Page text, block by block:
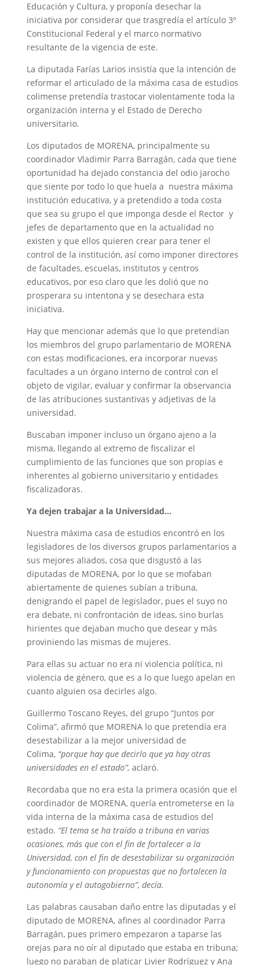
Educación y Cultura, y proponía desechar la
iniciativa por considerar que trasgredía el artículo 3º
Constitucional Federal y el marco normativo
resultante de la vigencia de este.
La diputada Farías Larios insistía que la intención de
reformar el articulado de la máxima casa de estudios
colimense pretendía trastocar violentamente toda la
organización interna y el Estado de Derecho
universitario.
Los diputados de MORENA, principalmente su
coordinador Vladimir Parra Barragán, cada que tiene
oportunidad ha dejado constancia del odio jarocho
que siente por todo lo que huela a nuestra máxima
institución educativa, y a pretendido a toda costa
que sea su grupo el que imponga desde el Rector y
jefes de departamento que en la actualidad no
existen y que ellos quieren crear para tener el
control de la institución, así como imponer directores
de facultades, escuelas, institutos y centros
educativos, por eso claro que les dolió que no
prosperara su intentona y se desechara esta
iniciativa.
Hay que mencionar además que lo que pretendían
los miembros del grupo parlamentario de MORENA
con estas modificaciones, era incorporar nuevas
facultades a un órgano interno de control con el
objeto de vigilar, evaluar y confirmar la observancia
de las atribuciones sustantivas y adjetivas de la
universidad.
Buscaban imponer incluso un órgano ajeno a la
misma, llegando al extremo de fiscalizar el
cumplimiento de las funciones que son propias e
inherentes al gobierno universitario y entidades
fiscalizadoras.
Ya dejen trabajar a la Universidad…
Nuestra máxima casa de estudios encontró en los
legisladores de los diversos grupos parlamentarios a
sus mejores aliados, cosa que disgustó a las
diputadas de MORENA, por lo que se mofaban
abiertamente de quienes subían a tribuna,
denigrando el papel de legislador, pues el suyo no
era debate, ni confrontación de ideas, sino burlas
hirientes que dejaban mucho que desear y más
proviniendo las mismas de mujeres.
Para ellas su actuar no era ni violencia política, ni
violencia de género, que es a lo que luego apelan en
cuanto alguien osa decirles algo.
Guillermo Toscano Reyes, del grupo “Juntos por
Colima”, afirmó que MORENA lo que pretendía era
desestabilizar a la mejor universidad de
Colima, “porque hay que decirlo que ya hay otras
universidades en el estado”, aclaró.
Recordaba que no era esta la primera ocasión que el
coordinador de MORENA, quería entrometerse en la
vida interna de la máxima casa de estudios del
estado. “El tema se ha traído a tribuna en varias
ocasiones, más que con el fin de fortalecer a la
Universidad, con el fin de desestabilizar su organización
y funcionamiento con propuestas que no fortalecen la
autonomía y el autogobierno”, decía.
Las palabras causaban daño entre las diputadas y el
diputado de MORENA, afines al coordinador Parra
Barragán, pues primero empezaron a taparse las
orejas para no oír al diputado que estaba en tribuna;
luego no paraban de platicar Livier Rodríguez y Ana